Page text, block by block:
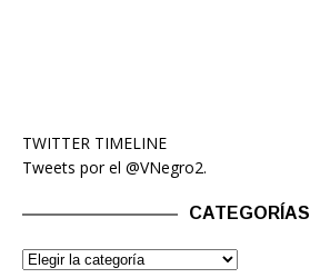
TWITTER TIMELINE
Tweets por el @VNegro2.
CATEGORÍAS